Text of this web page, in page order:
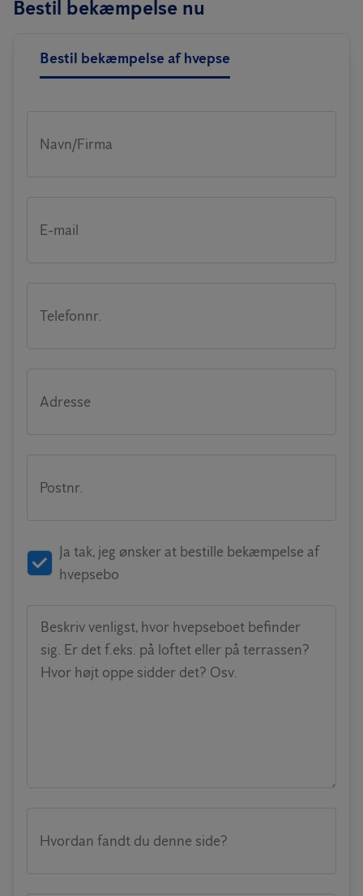
Bestil bekæmpelse nu
Bestil bekæmpelse af hvepse
Navn/Firma
E-mail
Telefonnr.
Adresse
Postnr.
Ja tak, jeg ønsker at bestille bekæmpelse af
hvepsebo
Beskriv venligst, hvor hvepseboet befinder
sig. Er det f.eks. på loftet eller på terrassen?
Hvor højt oppe sidder det? Osv.
Hvordan fandt du denne side?